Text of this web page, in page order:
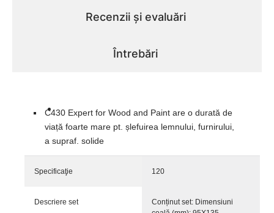
Recenzii și evaluări
Întrebări
C430 Expert for Wood and Paint are o durată de
viață foarte mare pt. șlefuirea lemnului, furnirului,
a supraf. solide
Specificaţie 120
Descriere set
Conținut set: Dimensiuni